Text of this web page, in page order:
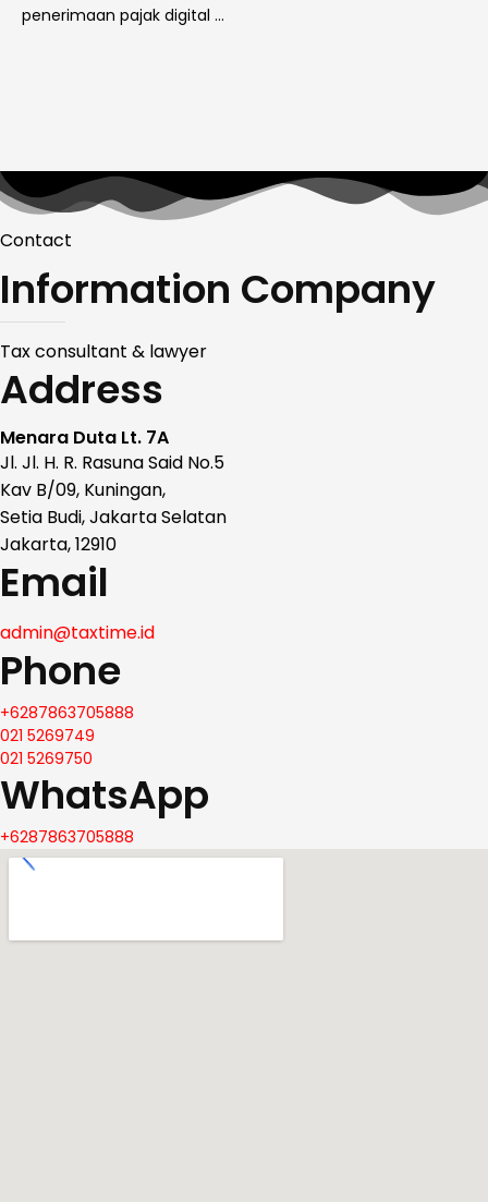
penerimaan pajak digital …
Contact
Information Company
Tax consultant & lawyer
Address
Menara Duta Lt. 7A
Jl. Jl. H. R. Rasuna Said No.5
Kav B/09, Kuningan,
Setia Budi, Jakarta Selatan
Jakarta, 12910
Email
admin@taxtime.id
Phone
+6287863705888
021 5269749
021 5269750
WhatsApp
+6287863705888